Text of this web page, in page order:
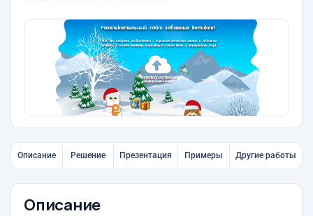
Описание Решение Презентация Примеры Другие работы
Описание